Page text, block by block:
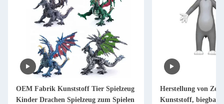
OEM Fabrik Kunststoff Tier Spielzeug
Kinder Drachen Spielzeug zum Spielen
Herstellung von
Kunststoff, biegbare